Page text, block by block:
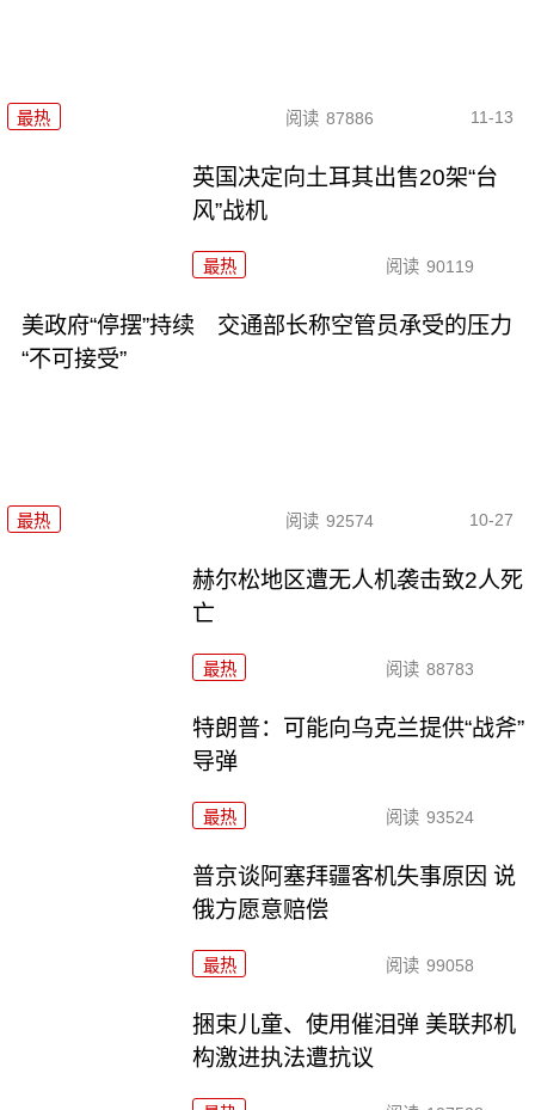
最热 阅读 87886 11-13
英国决定向土耳其出售20架“台
风”战机
最热 阅读 90119
美政府“停摆”持续 交通部长称空管员承受的压力
“不可接受”
最热 阅读 92574 10-27
赫尔松地区遭无人机袭击致2人死
亡
最热 阅读 88783
特朗普：可能向乌克兰提供“战斧”
导弹
最热 阅读 93524
普京谈阿塞拜疆客机失事原因 说
俄方愿意赔偿
最热 阅读 99058
捆束儿童、使用催泪弹 美联邦机
构激进执法遭抗议